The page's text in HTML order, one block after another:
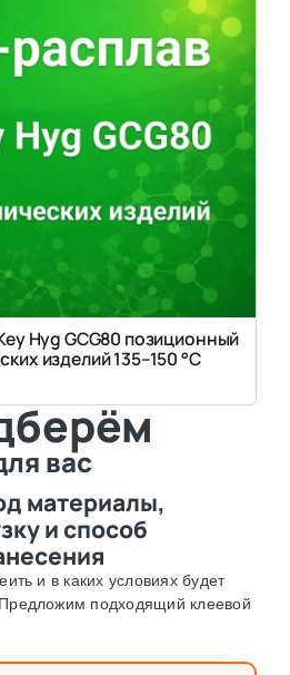
Hyg GCG80 позиционный
изделий 135–150 °C
вас
материалы,
и способ
и в каких условиях будет
подходящий клеевой